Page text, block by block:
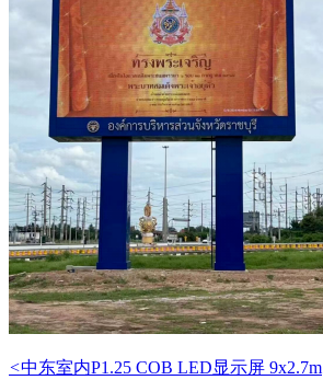
<​中东室内P1.25 COB LED显示屏 9x2.7m